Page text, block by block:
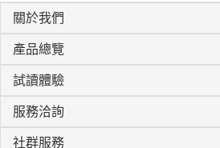
關於我們
產品總覽
試讀體驗
服務洽詢
社群服務